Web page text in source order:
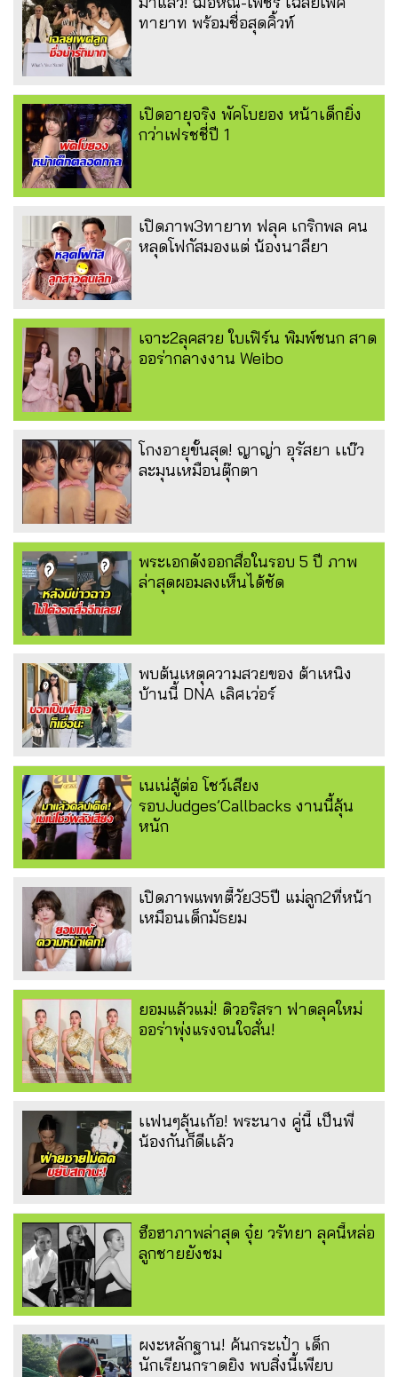
ทายาท พร้อมชื่อสุดคิ้วท์
เปิดอายุจริง พัคโบยอง หน้าเด็กยิ่ง
กว่าเฟรชชี่ปี 1
เปิดภาพ3ทายาท ฟลุค เกริกพล คน
หลุดโฟกัสมองแต่ น้องนาลียา
เจาะ2ลุคสวย ใบเฟิร์น พิมพ์ชนก สาด
ออร่ากลางงาน Weibo
โกงอายุขั้นสุด! ญาญ่า อุรัสยา เเบ๊ว
ละมุนเหมือนตุ๊กตา
พระเอกดังออกสื่อในรอบ 5 ปี ภาพ
ล่าสุดผอมลงเห็นได้ชัด
พบต้นเหตุความสวยของ ต้าเหนิง
บ้านนี้ DNA เลิศเว่อร์
เนเน่สู้ต่อ โชว์เสียง
รอบJudges’Callbacks งานนี้ลุ้น
หนัก
เปิดภาพแพทตี้วัย35ปี แม่ลูก2ที่หน้า
เหมือนเด็กมัธยม
ยอมแล้วแม่! ดิวอริสรา ฟาดลุคใหม่
ออร่าพุ่งแรงจนใจสั่น!
เเฟนๆลุ้นเก้อ! พระนาง คู่นี้ เป็นพี่
น้องกันก็ดีเเล้ว
ฮือฮาภาพล่าสุด จุ๋ย วรัทยา ลุคนี้หล่อ
ลูกชายยังชม
ผงะหลักฐาน! ค้นกระเป๋า เด็ก
นักเรียนกราดยิง พบสิ่งนี้เพียบ